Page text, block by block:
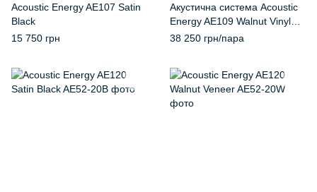
Acoustic Energy AE107 Satin
Black
15 750 грн
Акустична система Acoustic
Energy AE109 Walnut Vinyl
Veneer
38 250 грн/пара